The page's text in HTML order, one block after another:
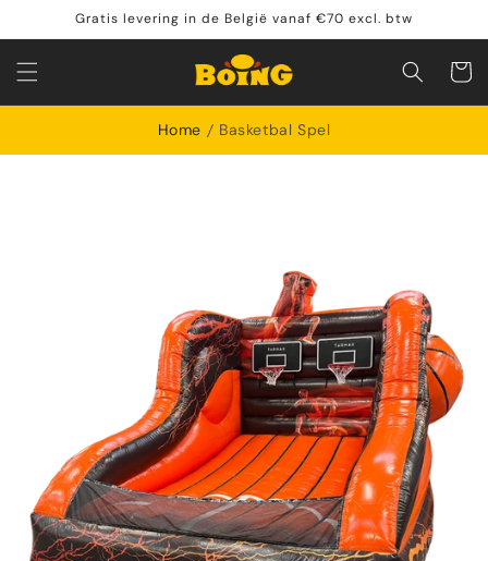
naar de
content
Gratis levering in de België vanaf €70 excl. btw
Home Basketbal Spel